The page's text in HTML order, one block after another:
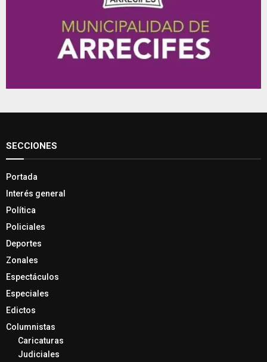
SECCIONES
Portada
Interés general
Política
Policiales
Deportes
Zonales
Espectáculos
Especiales
Edictos
Columnistas
Caricaturas
Judiciales